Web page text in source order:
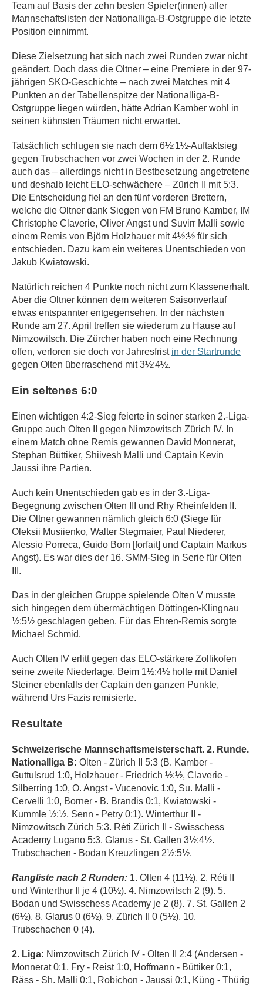
Team auf Basis der zehn besten Spieler(innen) aller
Mannschaftslisten der Nationalliga-B-Ostgruppe die letzte
Position einnimmt.
Diese Zielsetzung hat sich nach zwei Runden zwar nicht
geändert. Doch dass die Oltner – eine Premiere in der 97-
jährigen SKO-Geschichte – nach zwei Matches mit 4
Punkten an der Tabellenspitze der Nationalliga-B-
Ostgruppe liegen würden, hätte Adrian Kamber wohl in
seinen kühnsten Träumen nicht erwartet.
Tatsächlich schlugen sie nach dem 6½:1½-Auftaktsieg
gegen Trubschachen vor zwei Wochen in der 2. Runde
auch das – allerdings nicht in Bestbesetzung angetretene
und deshalb leicht ELO-schwächere – Zürich II mit 5:3.
Die Entscheidung fiel an den fünf vorderen Brettern,
welche die Oltner dank Siegen von FM Bruno Kamber, IM
Christophe Claverie, Oliver Angst und Suvirr Malli sowie
einem Remis von Björn Holzhauer mit 4½:½ für sich
entschieden. Dazu kam ein weiteres Unentschieden von
Jakub Kwiatowski.
Natürlich reichen 4 Punkte noch nicht zum Klassenerhalt.
Aber die Oltner können dem weiteren Saisonverlauf
etwas entspannter entgegensehen. In der nächsten
Runde am 27. April treffen sie wiederum zu Hause auf
Nimzowitsch. Die Zürcher haben noch eine Rechnung
offen, verloren sie doch vor Jahresfrist in der Startrunde
gegen Olten überraschend mit 3½:4½.
Ein seltenes 6:0
Einen wichtigen 4:2-Sieg feierte in seiner starken 2.-Liga-
Gruppe auch Olten II gegen Nimzowitsch Zürich IV. In
einem Match ohne Remis gewannen David Monnerat,
Stephan Büttiker, Shiivesh Malli und Captain Kevin
Jaussi ihre Partien.
Auch kein Unentschieden gab es in der 3.-Liga-
Begegnung zwischen Olten III und Rhy Rheinfelden II.
Die Oltner gewannen nämlich gleich 6:0 (Siege für
Oleksii Musiienko, Walter Stegmaier, Paul Niederer,
Alessio Porreca, Guido Born [forfait] und Captain Markus
Angst). Es war dies der 16. SMM-Sieg in Serie für Olten
III.
Das in der gleichen Gruppe spielende Olten V musste
sich hingegen dem übermächtigen Döttingen-Klingnau
½:5½ geschlagen geben. Für das Ehren-Remis sorgte
Michael Schmid.
Auch Olten IV erlitt gegen das ELO-stärkere Zollikofen
seine zweite Niederlage. Beim 1½:4½ holte mit Daniel
Steiner ebenfalls der Captain den ganzen Punkte,
während Urs Fazis remisierte.
Resultate
Schweizerische Mannschaftsmeisterschaft. 2. Runde.
Nationalliga B: Olten - Zürich II 5:3 (B. Kamber -
Guttulsrud 1:0, Holzhauer - Friedrich ½:½, Claverie -
Silberring 1:0, O. Angst - Vucenovic 1:0, Su. Malli -
Cervelli 1:0, Borner - B. Brandis 0:1, Kwiatowski -
Kummle ½:½, Senn - Petry 0:1). Winterthur II -
Nimzowitsch Zürich 5:3. Réti Zürich II - Swisschess
Academy Lugano 5:3. Glarus - St. Gallen 3½:4½.
Trubschachen - Bodan Kreuzlingen 2½:5½.
Rangliste nach 2 Runden: 1. Olten 4 (11½). 2. Réti II
und Winterthur II je 4 (10½). 4. Nimzowitsch 2 (9). 5.
Bodan und Swisschess Academy je 2 (8). 7. St. Gallen 2
(6½). 8. Glarus 0 (6½). 9. Zürich II 0 (5½). 10.
Trubschachen 0 (4).
2. Liga: Nimzowitsch Zürich IV - Olten II 2:4 (Andersen -
Monnerat 0:1, Fry - Reist 1:0, Hoffmann - Büttiker 0:1,
Räss - Sh. Malli 0:1, Robichon - Jaussi 0:1, Küng - Thürig